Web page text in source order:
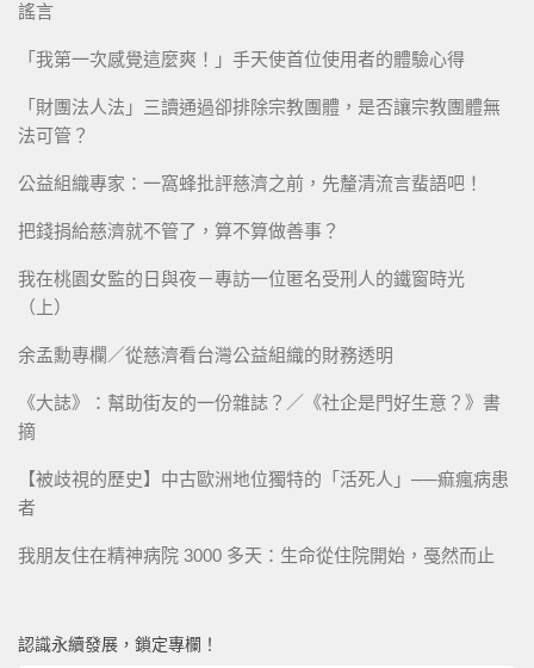
謠言
「我第一次感覺這麼爽！」手天使首位使用者的體驗心得
「財團法人法」三讀通過卻排除宗教團體，是否讓宗教團體無
法可管？
公益組織專家：一窩蜂批評慈濟之前，先釐清流言蜚語吧！
把錢捐給慈濟就不管了，算不算做善事？
我在桃園女監的日與夜－專訪一位匿名受刑人的鐵窗時光
（上）
余孟勳專欄／從慈濟看台灣公益組織的財務透明
《大誌》：幫助街友的一份雜誌？／《社企是門好生意？》書
摘
【被歧視的歷史】中古歐洲地位獨特的「活死人」──痲瘋病患
者
我朋友住在精神病院 3000 多天：生命從住院開始，戞然而止
認識永續發展，鎖定專欄！